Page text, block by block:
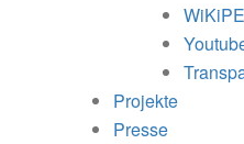
Projekte
Presse